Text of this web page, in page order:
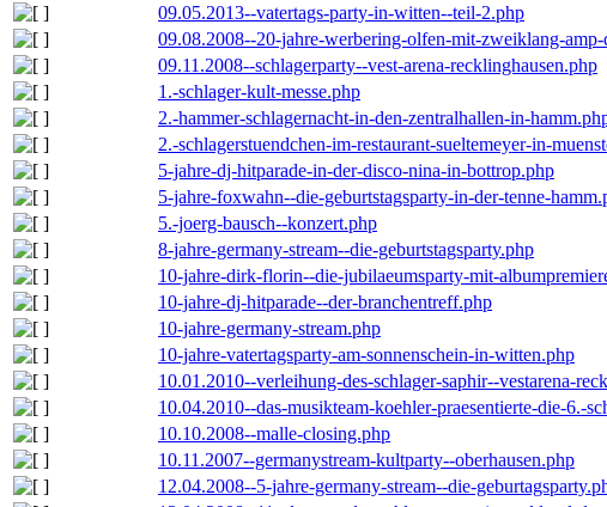
09.05.2013--vatertags-party-in-witten--teil-2.php
09.08.2008--20-jahre-werbering-olfen-mit-zweiklang-
09.11.2008--schlagerparty--vest-arena-recklinghausen.php
1.-schlager-kult-messe.php
2.-hammer-schlagernacht-in-den-zentralhallen-in-
2.-schlagerstuendchen-im-restaurant-sueltemeyer-in-
5-jahre-dj-hitparade-in-der-disco-nina-in-bottrop.php
5-jahre-foxwahn--die-geburtstagsparty-in-der-tenne-
5.-joerg-bausch--konzert.php
8-jahre-germany-stream--die-geburtstagsparty.php
10-jahre-dirk-florin--die-jubilaeumsparty-mit-
10-jahre-dj-hitparade--der-branchentreff.php
10-jahre-germany-stream.php
10-jahre-vatertagsparty-am-sonnenschein-in-witten.php
10.01.2010--verleihung-des-schlager-saphir--vestarena-
10.04.2010--das-musikteam-koehler-praesentierte-die-6.-
10.10.2008--malle-closing.php
10.11.2007--germanystream-kultparty--oberhausen.php
12.04.2008--5-jahre-germany-stream--die-